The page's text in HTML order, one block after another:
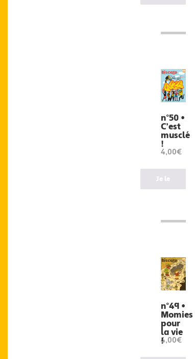
n°50 •
C’est
musclé
!
4,00€
Je le
n°49 •
Momies
pour
la vie
!
4,00€